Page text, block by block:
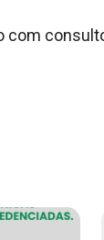
com